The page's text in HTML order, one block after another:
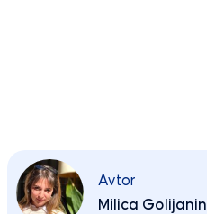
Avtor
Milica Golijanin